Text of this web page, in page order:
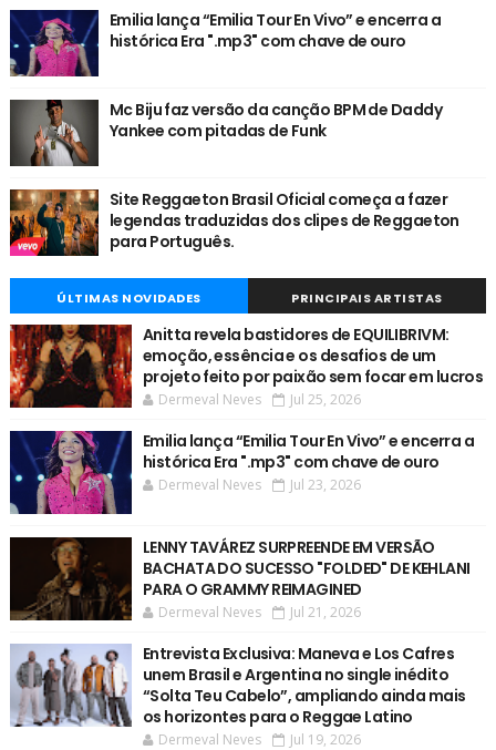
Emilia lança “Emilia Tour En Vivo” e encerra a
histórica Era ".mp3" com chave de ouro
Mc Biju faz versão da canção BPM de Daddy
Yankee com pitadas de Funk
Site Reggaeton Brasil Oficial começa a fazer
legendas traduzidas dos clipes de Reggaeton
para Português.
ÚLTIMAS NOVIDADES PRINCIPAIS ARTISTAS
Anitta revela bastidores de EQUILIBRIVM:
emoção, essência e os desafios de um
projeto feito por paixão sem focar em lucros
Dermeval Neves Jul 25, 2026
Emilia lança “Emilia Tour En Vivo” e encerra a
histórica Era ".mp3" com chave de ouro
Dermeval Neves Jul 23, 2026
LENNY TAVÁREZ SURPREENDE EM VERSÃO
BACHATA DO SUCESSO "FOLDED" DE KEHLANI
PARA O GRAMMY REIMAGINED
Dermeval Neves Jul 21, 2026
Entrevista Exclusiva: Maneva e Los Cafres
unem Brasil e Argentina no single inédito
“Solta Teu Cabelo”, ampliando ainda mais
os horizontes para o Reggae Latino
Dermeval Neves Jul 19, 2026